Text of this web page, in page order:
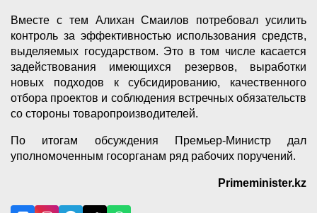
Вместе с тем Алихан Смаилов потребовал усилить
контроль за эффективностью использования средств,
выделяемых государством. Это в том числе касается
задействования имеющихся резервов, выработки
новых подходов к субсидированию, качественного
отбора проектов и соблюдения встречных обязательств
со стороны товаропроизводителей.
По итогам обсуждения Премьер-Министр дал
уполномоченным госорганам ряд рабочих поручений.
Primeminister.kz